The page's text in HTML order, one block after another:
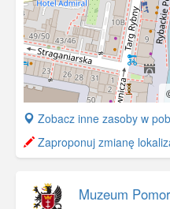
+
−
Zobacz inne zasoby w
Zaproponuj zmianę
Muzeum